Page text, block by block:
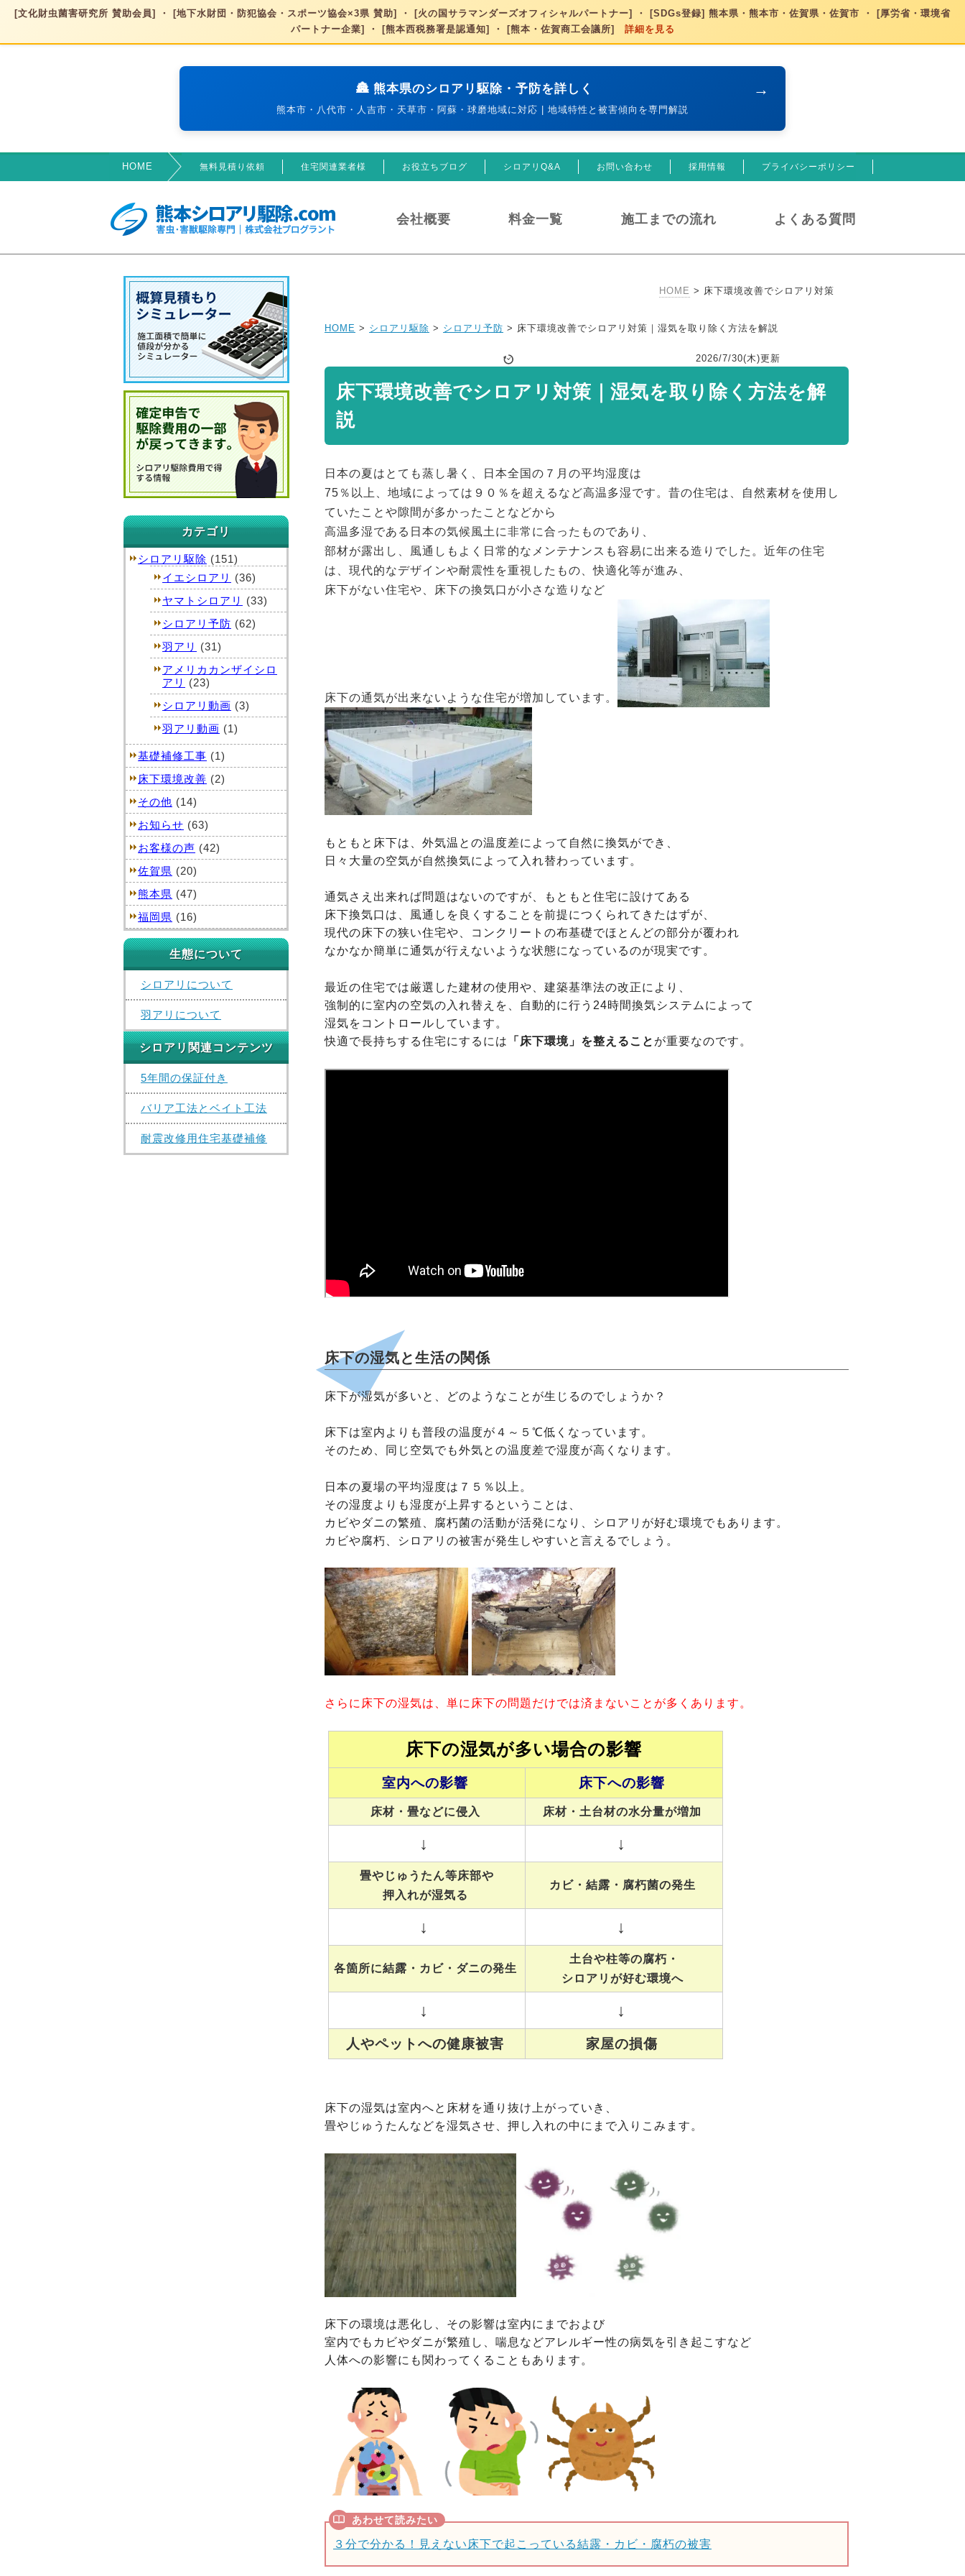
[文化財虫菌害研究所 賛助会員] ・ [地下水財団・防犯協会・スポーツ協会×3県 賛助] ・ [火の国サラマンダーズオフィシャルパートナー] ・ [SDGs登録] 熊本県・熊本市・佐賀県・佐賀市 ・ [厚労省・環境省
パートナー企業] ・ [熊本西税務署是認通知] ・ [熊本・佐賀商工会議所] 詳細を見る
→
🏯 熊本県のシロアリ駆除・予防を詳しく
熊本市・八代市・人吉市・天草市・阿蘇・球磨地域に対応 | 地域特性と被害傾向を専門解説
HOME 無料見積り依頼 住宅関連業者様 お役立ちブログ シロアリQ&A お問い合わせ 採用情報 プライバシーポリシー
会社概要 料金一覧 施工までの流れ よくある質問
HOME > 床下環境改善でシロアリ対策
HOME > シロアリ駆除 > シロアリ予防 > 床下環境改善でシロアリ対策｜湿気を取り除く方法を解説
2026/7/30(木)更新
床下環境改善でシロアリ対策｜湿気を取り除く方法を解
説
日本の夏はとても蒸し暑く、日本全国の７月の平均湿度は
75％以上、地域によっては９０％を超えるなど高温多湿です。昔の住宅は、自然素材を使用し
ていたことや隙間が多かったことなどから
高温多湿である日本の気候風土に非常に合ったものであり、
部材が露出し、風通しもよく日常的なメンテナンスも容易に出来る造りでした。近年の住宅
は、現代的なデザインや耐震性を重視したもの、快適化等が進み、
床下がない住宅や、床下の換気口が小さな造りなど
床下の通気が出来ないような住宅が増加しています。
もともと床下は、外気温との温度差によって自然に換気ができ、
日々大量の空気が自然換気によって入れ替わっています。
通気さえ出来れば問題はないのですが、もともと住宅に設けてある
床下換気口は、風通しを良くすることを前提につくられてきたはずが、
現代の床下の狭い住宅や、コンクリートの布基礎でほとんどの部分が覆われ
なかなか簡単に通気が行えないような状態になっているのが現実です。
最近の住宅では厳選した建材の使用や、建築基準法の改正により、
強制的に室内の空気の入れ替えを、自動的に行う24時間換気システムによって
湿気をコントロールしています。
快適で長持ちする住宅にするには
「床下環境」を整えること が重要なのです。
床下の湿気と生活の関係
床下が湿気が多いと、どのようなことが生じるのでしょうか？
床下は室内よりも普段の温度が４～５℃低くなっています。
そのため、同じ空気でも外気との温度差で湿度が高くなります。
日本の夏場の平均湿度は７５％以上。
その湿度よりも湿度が上昇するということは、
カビやダニの繁殖、腐朽菌の活動が活発になり、シロアリが好む環境でもあります。
カビや腐朽、シロアリの被害が発生しやすいと言えるでしょう。
さらに床下の湿気は、単に床下の問題だけでは済まないことが多くあります。
床下の湿気が多い場合の影響
室内への影響 床下への影響
床材・畳などに侵入 床材・土台材の水分量が増加
↓ ↓
畳やじゅうたん等床部や
押入れが湿気る
カビ・結露・腐朽菌の発生
↓ ↓
各箇所に結露・カビ・ダニの発生
土台や柱等の腐朽・
シロアリが好む環境へ
↓ ↓
人やペットへの健康被害 家屋の損傷
床下の湿気は室内へと床材を通り抜け上がっていき、
畳やじゅうたんなどを湿気させ、押し入れの中にまで入りこみます。
床下の環境は悪化し、その影響は室内にまでおよび
室内でもカビやダニが繁殖し、喘息などアレルギー性の病気を引き起こすなど
人体への影響にも関わってくることもあります。
３分で分かる！見えない床下で起こっている結露・カビ・腐朽の被害
カテゴリ
シロアリ駆除 (151)
イエシロアリ
(36)
ヤマトシロアリ
(33)
シロアリ予防 (62)
羽アリ
(31)
アメリカカンザイシロ
アリ
(23)
シロアリ動画 (3)
羽アリ動画 (1)
基礎補修工事 (1)
床下環境改善 (2)
その他 (14)
お知らせ (63)
お客様の声 (42)
佐賀県 (20)
熊本県 (47)
福岡県 (16)
生態について
シロアリについて
羽アリについて
シロアリ関連コンテンツ
5年間の保証付き
バリア工法とベイト工法
耐震改修用住宅基礎補修